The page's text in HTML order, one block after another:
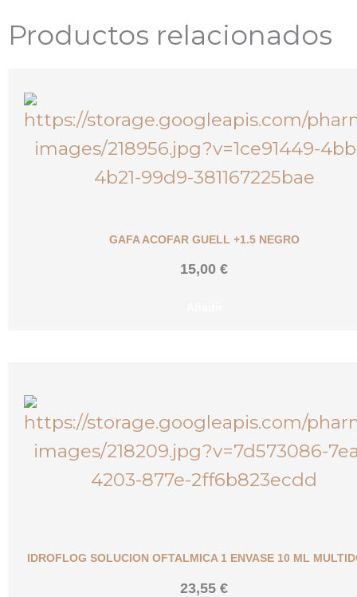
Productos relacionados
GAFA ACOFAR GUELL +1.5 NEGRO
15,00 €
IDROFLOG SOLUCION OFTALMICA 1 ENVASE 10 ML
23,55 €